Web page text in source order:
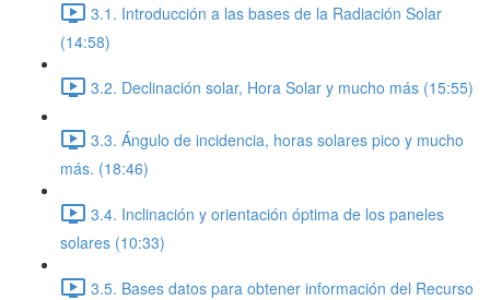
3.1. Introducción a las bases de la Radiación Solar
(14:58)
3.2. Declinación solar, Hora Solar y mucho más (15:55)
3.3. Ángulo de incidencia, horas solares pico y mucho
más. (18:46)
3.4. Inclinación y orientación óptima de los paneles
solares (10:33)
3.5. Bases datos para obtener información del Recurso